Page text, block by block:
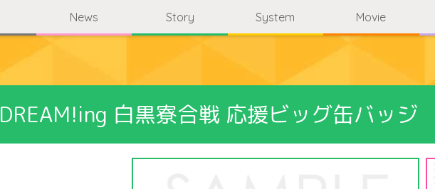
News Story System Movie
DREAM!ing 白黒寮合戦 応援ビッグ缶バッジ